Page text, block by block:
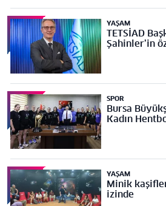
YAŞAM
TETSİAD
Şahinler’in
SPOR
Bursa
Kadın
YAŞAM
Minik
izinde